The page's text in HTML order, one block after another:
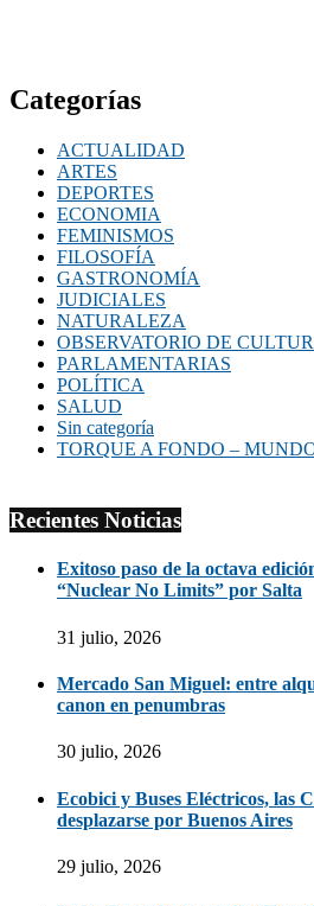
Categorías
ACTUALIDAD
ARTES
DEPORTES
ECONOMIA
FEMINISMOS
FILOSOFÍA
GASTRONOMÍA
JUDICIALES
NATURALEZA
OBSERVATORIO DE
PARLAMENTARIAS
POLÍTICA
SALUD
Sin categoría
TORQUE A FONDO –
Recientes Noticias
Exitoso paso de la octava
“Nuclear No Limits” por Salta
31 julio, 2026
Mercado San Miguel: entre
canon en penumbras
30 julio, 2026
Ecobici y Buses Eléctricos, las
desplazarse por Buenos Aires
29 julio, 2026